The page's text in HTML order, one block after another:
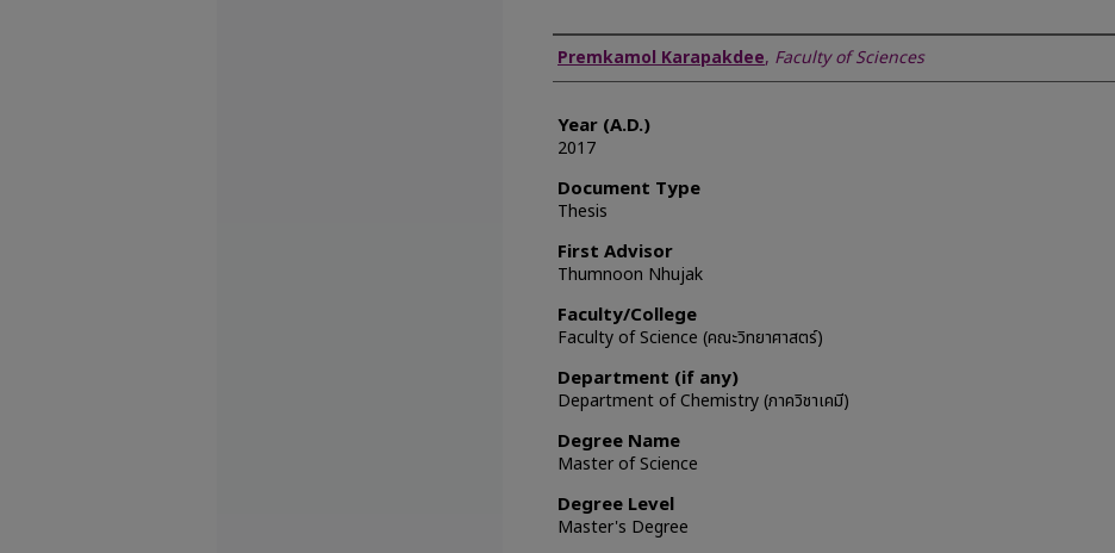
Author
Premkamol Karapakdee, Faculty of Sciences
Year (A.D.)
2017
Document Type
Thesis
First Advisor
Thumnoon Nhujak
Faculty/College
Faculty of Science (คณะวิทยาศาสตร์)
Department (if any)
Department of Chemistry (ภาควิชาเคมี)
Degree Name
Master of Science
Degree Level
Master's Degree